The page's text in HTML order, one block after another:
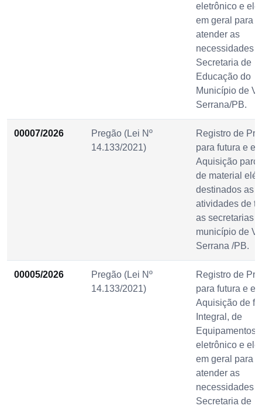
eletrônico e
em geral para
atender as
necessidades
Secretaria de
Educação do
Município de
Serrana/PB.
00007/2026
Pregão (Lei Nº
14.133/2021)
Registro de
para futura e
Aquisição
de material
destinados as
atividades de
as secretarias
município de
Serrana /PB.
00005/2026
Pregão (Lei Nº
14.133/2021)
Registro de
para futura e
Aquisição de
Integral, de
Equipamentos
eletrônico e
em geral para
atender as
necessidades
Secretaria de